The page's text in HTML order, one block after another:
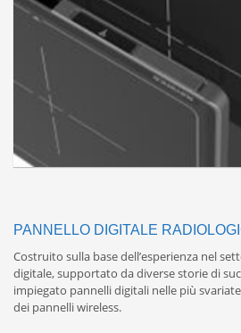
PANNELLO DIGITALE
Costruito sulla base dell’esperienza nel
digitale, supportato da diverse storie di
impiegato pannelli digitali nelle più
dei pannelli wireless.